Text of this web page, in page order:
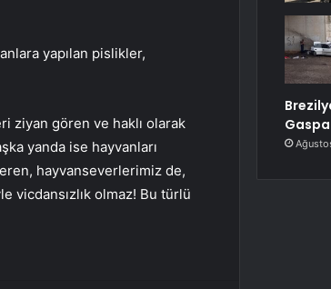
yapılan pislikler,
ziyan gören ve haklı olarak
yanda ise hayvanları
hayvanseverlerimiz de,
vicdansızlık olmaz! Bu türlü